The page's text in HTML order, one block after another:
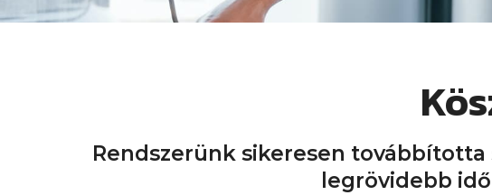
Rendszerünk sikeresen
legrövidebb